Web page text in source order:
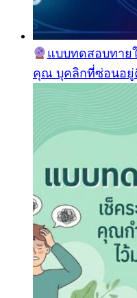
แบบทดสอบทาย
คุณ บุคลิกที่ซ่อนอยู่